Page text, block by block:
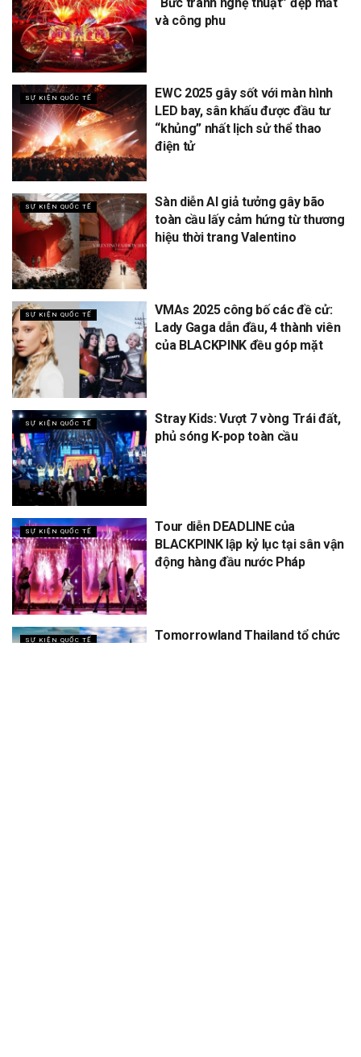
và công phu
SỰ KIỆN QUỐC TẾ
EWC 2025 gây sốt với màn hình
LED bay, sân khấu được đầu tư
“khủng” nhất lịch sử thể thao
điện tử
SỰ KIỆN QUỐC TẾ
Sàn diễn AI giả tưởng gây bão
toàn cầu lấy cảm hứng từ thương
hiệu thời trang Valentino
SỰ KIỆN QUỐC TẾ
VMAs 2025 công bố các đề cử:
Lady Gaga dẫn đầu, 4 thành viên
của BLACKPINK đều góp mặt
SỰ KIỆN QUỐC TẾ
Stray Kids: Vượt 7 vòng Trái đất,
phủ sóng K-pop toàn cầu
SỰ KIỆN QUỐC TẾ
Tour diễn DEADLINE của
BLACKPINK lập kỷ lục tại sân vận
động hàng đầu nước Pháp
SỰ KIỆN QUỐC TẾ
Tomorrowland Thailand tổ chức